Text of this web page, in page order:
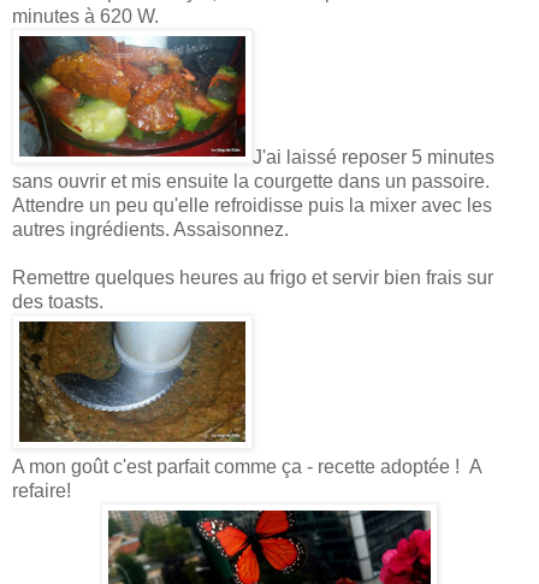
minutes à 620 W.
J'ai laissé reposer 5 minutes
sans ouvrir et mis ensuite la courgette dans un passoire.
Attendre un peu qu'elle refroidisse puis la mixer avec les
autres ingrédients. Assaisonnez.
Remettre quelques heures au frigo et servir bien frais sur
des toasts.
A mon goût c'est parfait comme ça - recette adoptée ! A
refaire!